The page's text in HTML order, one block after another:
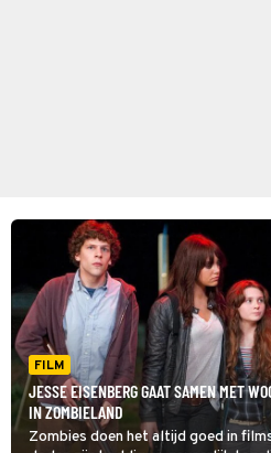
FILM
JESSE EISENBERG GAAT SAMEN MET
IN ZOMBIELAND
Zombies doen het altijd goed in